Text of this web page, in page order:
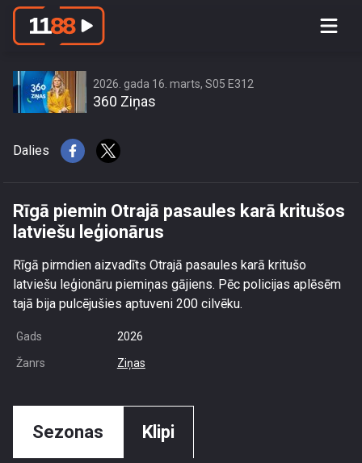
Rīgā piemin Otrajā pasaules karā
2026. gada 16. marts, S05 E312
360 Ziņas
Dalies
Rīgā piemin Otrajā pasaules karā kritušos
latviešu leģionārus
Rīgā pirmdien aizvadīts Otrajā pasaules karā kritušo
latviešu leģionāru piemiņas gājiens. Pēc policijas aplēsēm
tajā bija pulcējušies aptuveni 200 cilvēku.
Gads 2026
Žanrs Ziņas
Sezonas Klipi